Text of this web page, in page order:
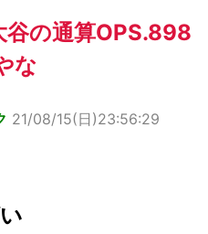
谷の通算OPS.898
な
21/08/15(日)23:56:29